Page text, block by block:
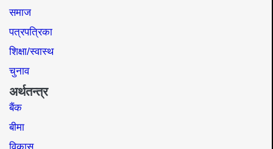
समाज​
पत्रपत्रिका
शिक्षा/स्वास्थ
चुनाव
अर्थतन्त्र
बैंक
बीमा